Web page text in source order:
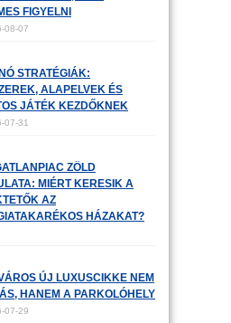
FIGYELNI
08-07
STRATÉGIÁK:
ALAPELVEK ÉS
JÁTÉK KEZDŐKNEK
07-31
ZÖLD
MIÉRT KERESIK A
AZ
HÁZAKAT?
ÚJ LUXUSCIKKE NEM
HANEM A PARKOLÓHELY
07-29